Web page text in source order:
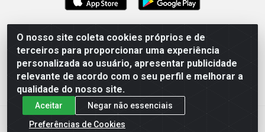
O nosso site coleta cookies próprios e de
terceiros para proporcionar uma experiência
personalizada ao usuário, apresentar publicidade
relevante de acordo com o seu perfil e melhorar a
qualidade do nosso site.
Aceitar
Negar não essenciais
Preferências de Cookies
Eletrofarias Materiais Eletricos - Av. Jorn. Assis
Chateaubriand, 2500 - Distrito Industrial, Campina Grande/PB
- CEP 58.410-062 - CNPJ 12.110.462/0001-40